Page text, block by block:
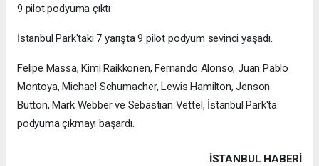
9 pilot podyuma çıktı
İstanbul Park'taki 7 yarışta 9 pilot podyum sevinci yaşadı.
Felipe Massa, Kimi Raikkonen, Fernando Alonso, Juan Pablo
Montoya, Michael Schumacher, Lewis Hamilton, Jenson
Button, Mark Webber ve Sebastian Vettel, İstanbul Park'ta
podyuma çıkmayı başardı.
İSTANBUL HABERİ